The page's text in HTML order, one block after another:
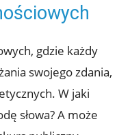
gdzie każdy
swojego zdania,
W jaki
słowa? A może